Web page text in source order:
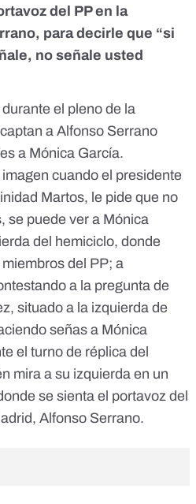
del PP en la
para decirle que “si
no señale usted
el pleno de la
a Alfonso Serrano
a Mónica García.
cuando el presidente
Martos, le pide que no
se puede ver a Mónica
del hemiciclo, donde
del PP; a
a la pregunta de
situado a la izquierda de
señas a Mónica
el turno de réplica del
mira a su izquierda en un
se sienta el portavoz del
Alfonso Serrano.